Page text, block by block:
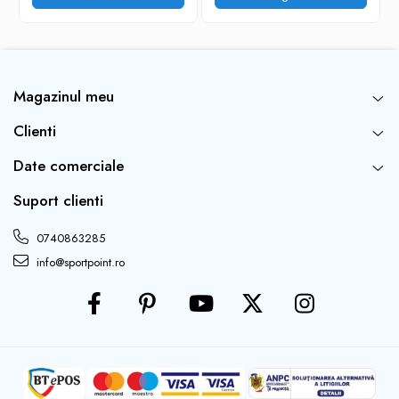
Magazinul meu
Clienti
Date comerciale
Suport clienti
0740863285
info@sportpoint.ro